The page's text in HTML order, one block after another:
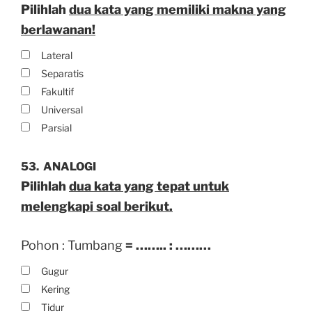
Pilihlah dua kata yang memiliki makna yang
berlawanan!
Lateral
Separatis
Fakultif
Universal
Parsial
53. ANALOGI
Pilihlah dua kata yang tepat untuk
melengkapi soal berikut.
Pohon : Tumbang= …….. : ………
Gugur
Kering
Tidur